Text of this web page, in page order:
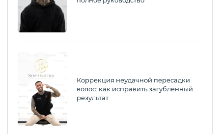
Коррекция неудачной пересадки
волос: как исправить загубленный
результат